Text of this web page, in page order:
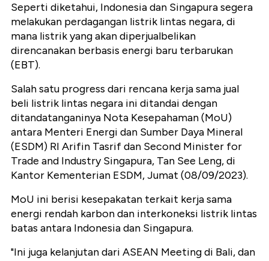
Seperti diketahui, Indonesia dan Singapura segera
melakukan perdagangan listrik lintas negara, di
mana listrik yang akan diperjualbelikan
direncanakan berbasis energi baru terbarukan
(EBT).
Salah satu progress dari rencana kerja sama jual
beli listrik lintas negara ini ditandai dengan
ditandatanganinya Nota Kesepahaman (MoU)
antara Menteri Energi dan Sumber Daya Mineral
(ESDM) RI Arifin Tasrif dan Second Minister for
Trade and Industry Singapura, Tan See Leng, di
Kantor Kementerian ESDM, Jumat (08/09/2023).
MoU ini berisi kesepakatan terkait kerja sama
energi rendah karbon dan interkoneksi listrik lintas
batas antara Indonesia dan Singapura.
"Ini juga kelanjutan dari ASEAN Meeting di Bali, dan